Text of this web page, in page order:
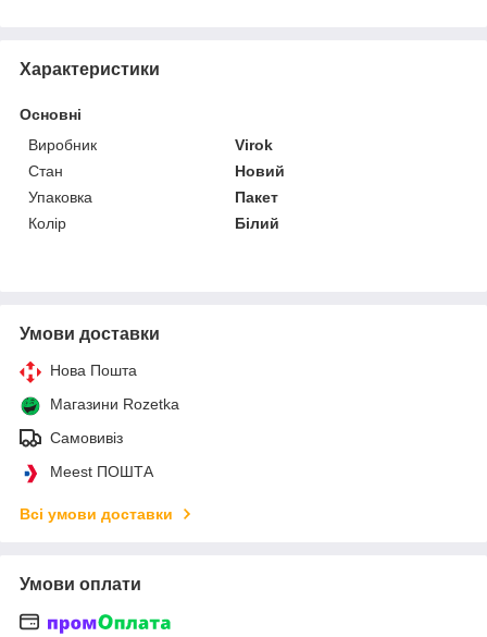
Характеристики
Основні
Виробник
Virok
Стан
Новий
Упаковка
Пакет
Колір
Білий
Умови доставки
Нова Пошта
Магазини Rozetka
Самовивіз
Meest ПОШТА
Всі умови доставки
Умови оплати